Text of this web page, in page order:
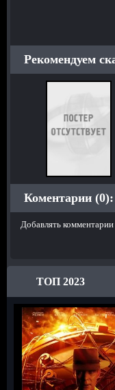
Рекомендуем
Коментарии (0):
Добавлять
ТОП 2023